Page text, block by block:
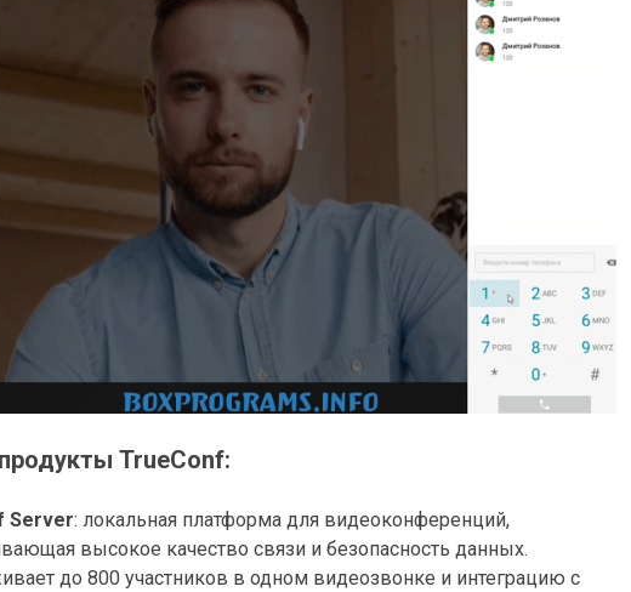
TrueConf:
Server: локальная платформа для видеоконференций,
высокое качество связи и безопасность данных.
до 800 участников в одном видеозвонке и интеграцию с